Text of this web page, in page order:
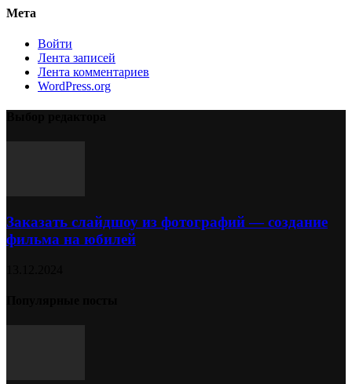
Мета
Войти
Лента записей
Лента комментариев
WordPress.org
Заказать слайдшоу из фотографий — создание
фильма на юбилей